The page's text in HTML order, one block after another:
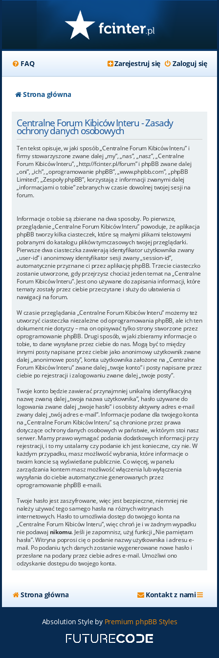
FAQ Zaloguj się
Zarejestruj się
Strona główna
Centralne Forum Kibiców Interu - Zasady
ochrony danych osobowych
Ten tekst opisuje, w jaki sposób „Centralne Forum Kibiców Interu” i
firmy stowarzyszone zwane dalej „my”, „nas”, „nasz”, „Centralne
Forum Kibiców Interu”, „http://fcinter.pl/forum” i phpBB zwane dalej
„oni”, „ich”, „oprogramowanie phpBB”, „www.phpbb.com”, „phpBB
Limited”, „Zespoły phpBB”, korzystają z informacji zwanymi dalej
„informacjami o tobie” zebranych w czasie dowolnej twojej sesji na
forum.
Informacje o tobie są zbierane na dwa sposoby. Po pierwsze,
przeglądanie „Centralne Forum Kibiców Interu” powoduje, że aplikacja
phpBB tworzy kilka ciasteczek, które są małymi plikami tekstowymi
pobranymi do katalogu plików tymczasowych twojej przeglądarki.
Pierwsze dwa ciasteczka zawierają identyfikator użytkownika zwany
„user-id” i anonimowy identyfikator sesji zwany „session-id”,
automatycznie przyznane ci przez aplikację phpBB. Trzecie ciasteczko
zostanie utworzone, gdy przejrzysz chociaż jeden temat na „Centralne
Forum Kibiców Interu”. Jest ono używane do zapisania informacji, które
tematy zostały przez ciebie przeczytane i służy do ułatwienia ci
nawigacji na forum.
W czasie przeglądania „Centralne Forum Kibiców Interu” możemy też
utworzyć ciasteczka niezależne od oprogramowania phpBB, ale ich ten
dokument nie dotyczy – ma on opisywać tylko strony stworzone przez
oprogramowanie phpBB. Drugi sposób, w jaki zbieramy informacje o
tobie, to dane wysyłane przez ciebie do nas. Mogą być to między
innymi posty napisane przez ciebie jako anonimowy użytkownik zwane
dalej „anonimowe posty”, konta użytkownika założone na „Centralne
Forum Kibiców Interu” zwane dalej „twoje konto” i posty napisane przez
ciebie po rejestracji i zalogowaniu zwane dalej „twoje posty”.
Twoje konto będzie zawierać przynajmniej unikalną identyfikacyjną
nazwę zwaną dalej „twoja nazwa użytkownika”, hasło używane do
logowania zwane dalej „twoje hasło” i osobisty aktywny adres e-mail
zwany dalej „twój adres e-mail”. Informacje podane dla twojego konta
na „Centralne Forum Kibiców Interu” są chronione przez prawa
dotyczące ochrony danych osobowych w państwie, w którym stoi nasz
serwer. Mamy prawo wymagać podania dodatkowych informacji przy
rejestracji, i to my ustalamy czy podanie ich jest konieczne, czy nie. W
każdym przypadku, masz możliwość wybrania, które informacje o
twoim koncie są wyświetlane publicznie. Co więcej, w panelu
zarządzania kontem masz możliwość włączenia lub wyłączenia
wysyłania do ciebie automatycznie generowanych przez
oprogramowanie phpBB e-maili.
Twoje hasło jest zaszyfrowane, więc jest bezpieczne, niemniej nie
należy używać tego samego hasła na różnych witrynach
internetowych. Hasło to umożliwia dostęp do twojego konta na
„Centralne Forum Kibiców Interu”, więc chroń je i w żadnym wypadku
nie podawaj nikomu. Jeśli je zapomnisz, użyj funkcji „Nie pamiętam
hasła”. Witryna poprosi cię o podanie nazwy użytkownika i adresu e-
mail. Po podaniu tych danych zostanie wygenerowane nowe hasło i
przesłane na podany przez ciebie adres e-mail. Umożliwi ono
odzyskanie dostępu do twojego konta.
Strona główna Kontakt z nami
Absolution Style by Premium phpBB Styles